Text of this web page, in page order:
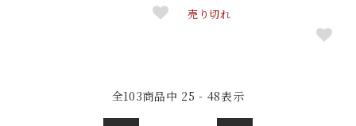
売り切れ
全103商品中 25 - 48表示